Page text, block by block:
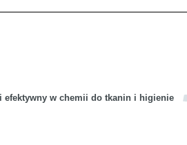
efektywny w chemii do tkanin i higienie